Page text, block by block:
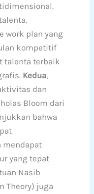
work plan yang
kompetitif
talenta terbaik
Kedua,
dan
Bloom dari
bahwa
yang tepat
Nasib
Theory) juga